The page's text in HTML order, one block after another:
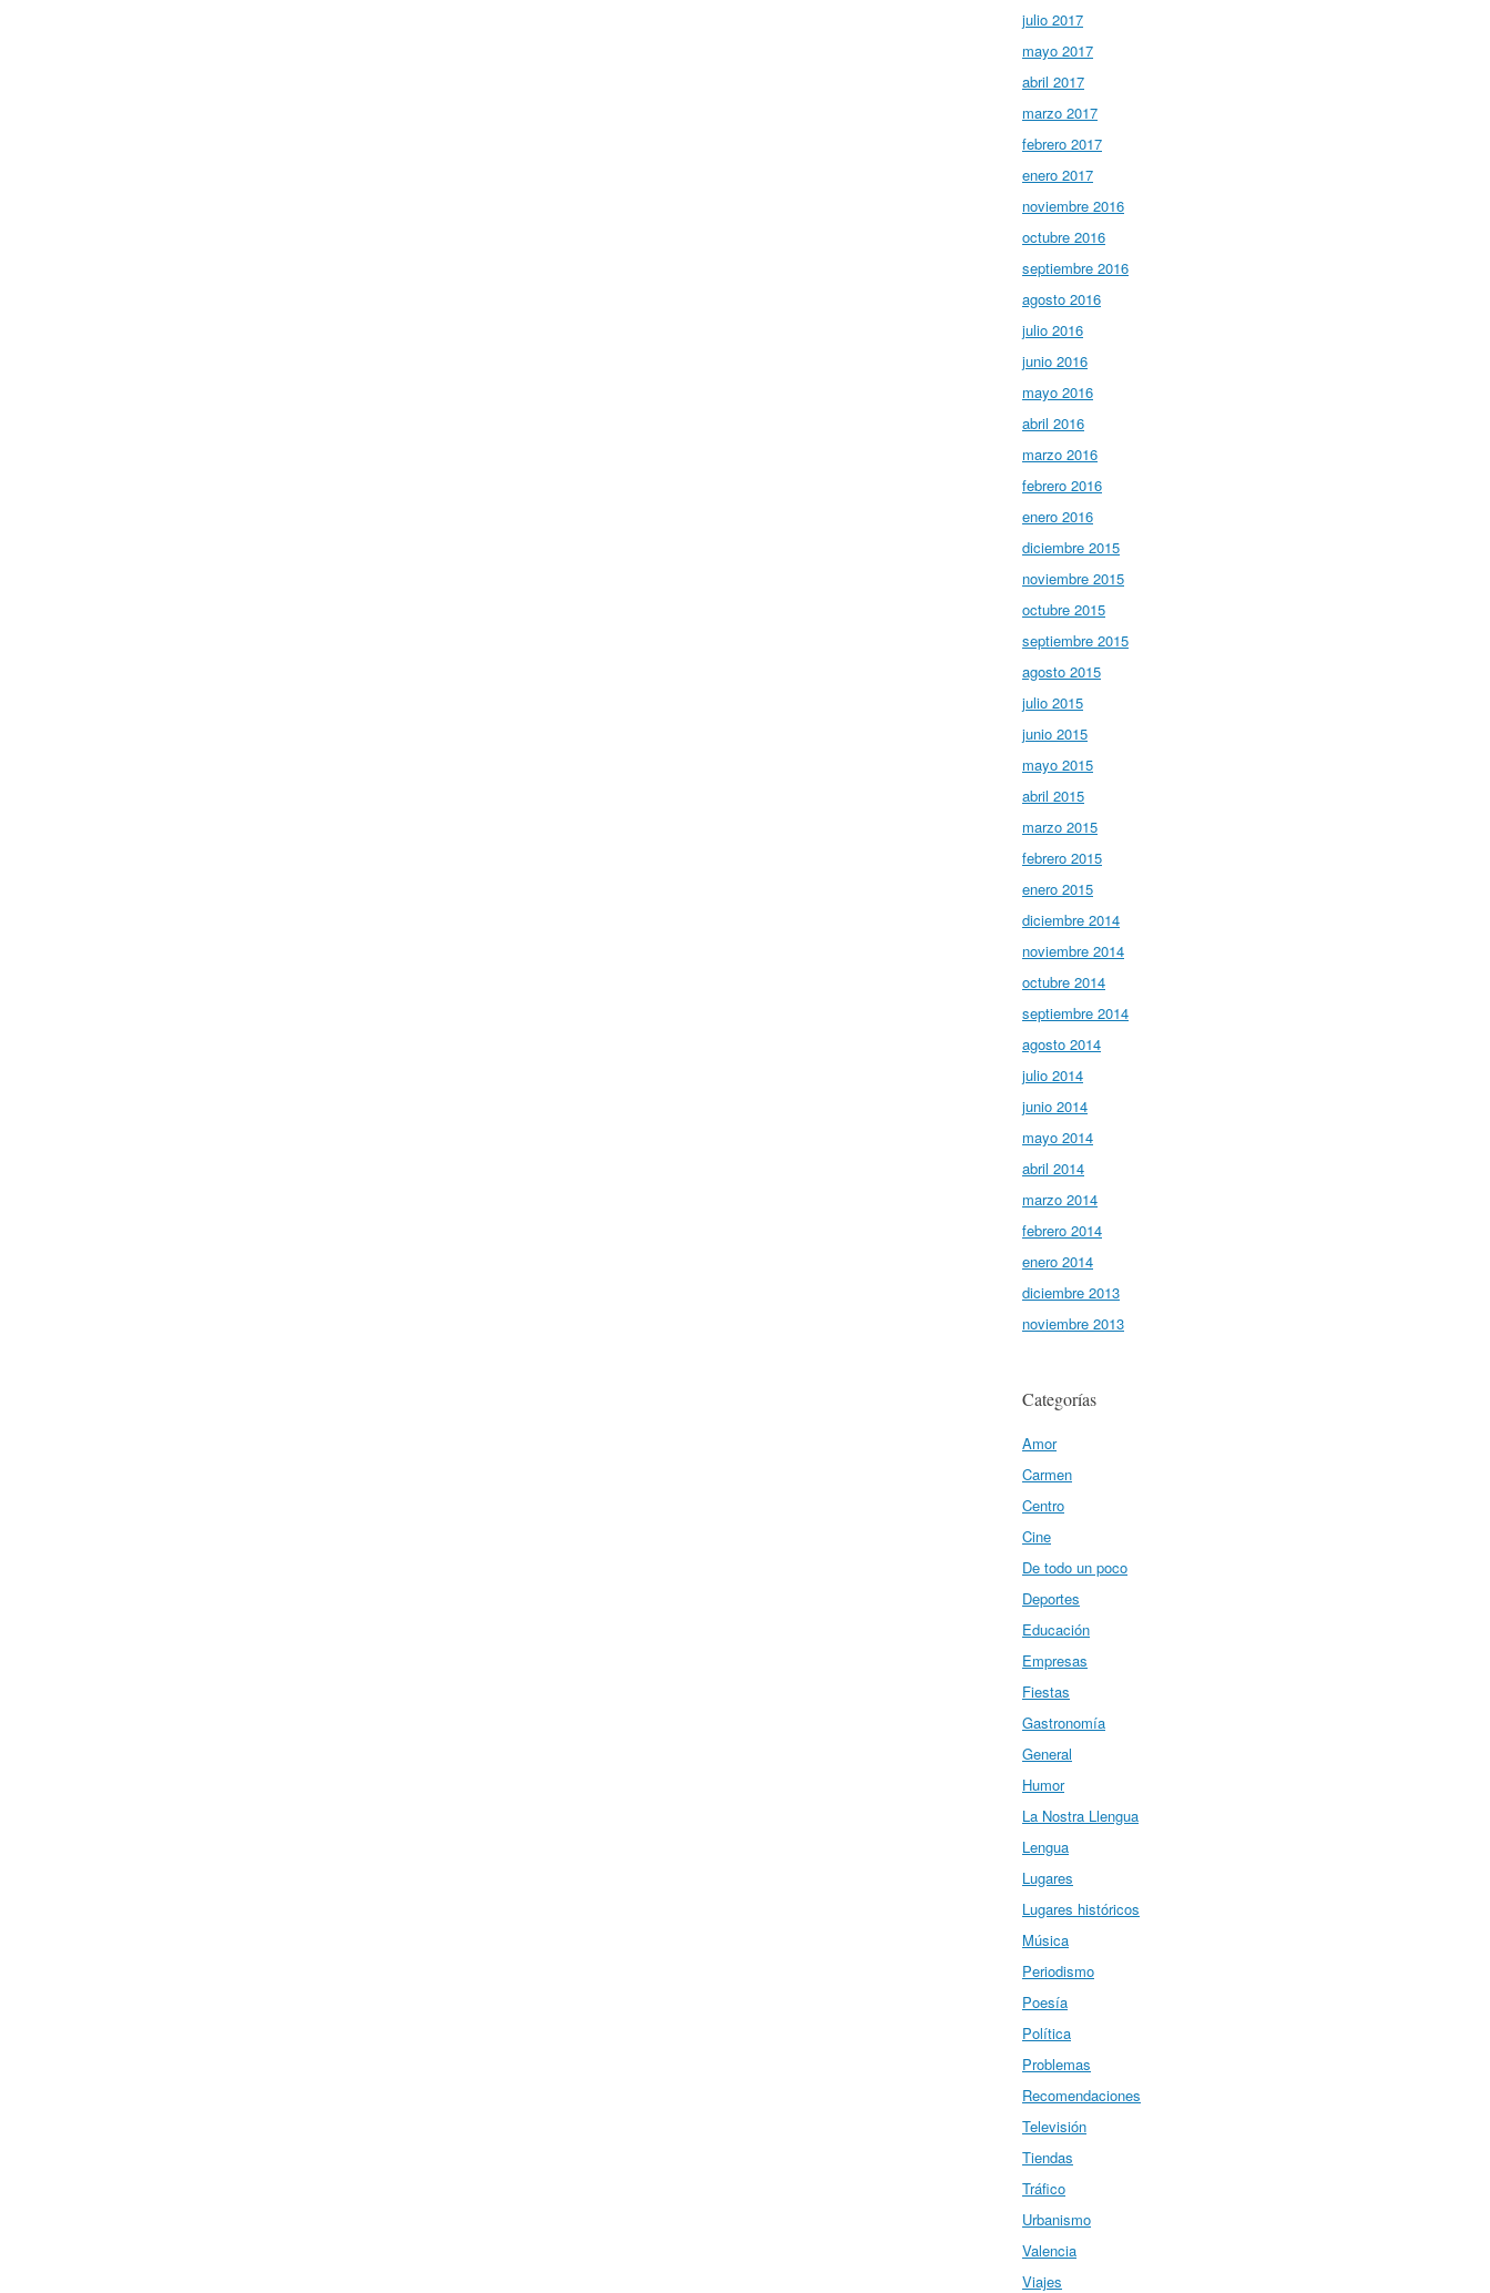
julio 2017
mayo 2017
abril 2017
marzo 2017
febrero 2017
enero 2017
noviembre 2016
octubre 2016
septiembre 2016
agosto 2016
julio 2016
junio 2016
mayo 2016
abril 2016
marzo 2016
febrero 2016
enero 2016
diciembre 2015
noviembre 2015
octubre 2015
septiembre 2015
agosto 2015
julio 2015
junio 2015
mayo 2015
abril 2015
marzo 2015
febrero 2015
enero 2015
diciembre 2014
noviembre 2014
octubre 2014
septiembre 2014
agosto 2014
julio 2014
junio 2014
mayo 2014
abril 2014
marzo 2014
febrero 2014
enero 2014
diciembre 2013
noviembre 2013
Categorías
Amor
Carmen
Centro
Cine
De todo un poco
Deportes
Educación
Empresas
Fiestas
Gastronomía
General
Humor
La Nostra Llengua
Lengua
Lugares
Lugares históricos
Música
Periodismo
Poesía
Política
Problemas
Recomendaciones
Televisión
Tiendas
Tráfico
Urbanismo
Valencia
Viajes